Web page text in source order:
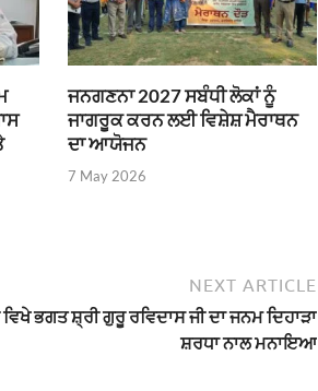
ਜਨਗਣਨਾ 2027 ਸਬੰਧੀ ਲੋਕਾਂ ਨੂੰ
ਜਾਗਰੂਕ ਕਰਨ ਲਈ ਵਿਸ਼ੇਸ਼ ਮੈਰਾਥਨ
ਦਾ ਆਯੋਜਨ
7 May 2026
NEXT ARTICLE
ਭਗਤ ਸ਼੍ਰੀ ਗੁਰੂ ਰਵਿਦਾਸ ਜੀ ਦਾ ਜਨਮ ਦਿਹਾੜਾ
ਸ਼ਰਧਾ ਨਾਲ ਮਨਾਇਆ